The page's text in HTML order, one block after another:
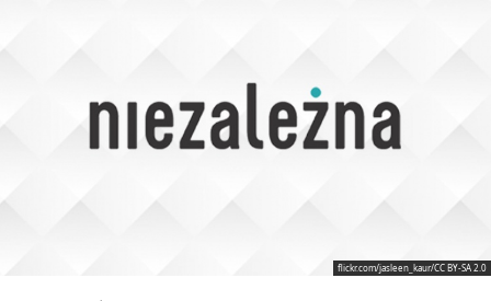
flickr.com/jasleen_kaur/CC BY-SA 2.0